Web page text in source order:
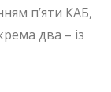
п’яти КАБ,
два – із